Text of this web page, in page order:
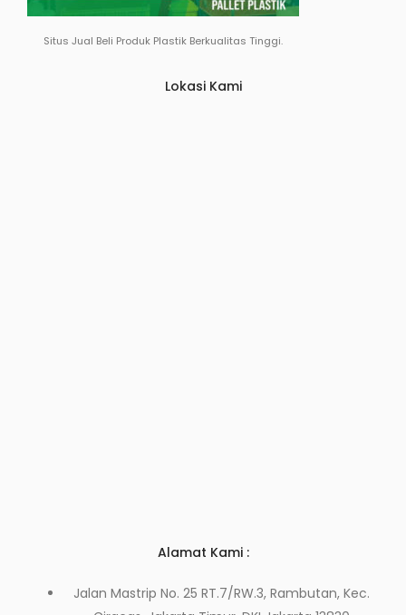
Situs Jual Beli Produk Plastik Berkualitas Tinggi.
Lokasi Kami
Alamat Kami :
Jalan Mastrip No. 25 RT.7/RW.3, Rambutan, Kec.